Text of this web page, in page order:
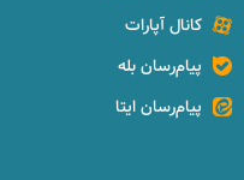
کانال آپارات
پیام‌رسان بله
پیام‌رسان ایتا